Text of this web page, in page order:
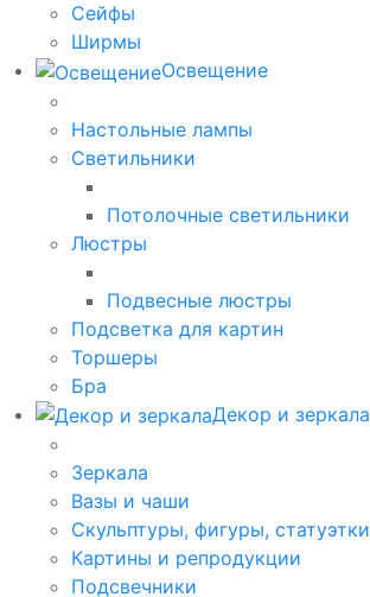
Сейфы
Ширмы
Освещение
Настольные лампы
Светильники
Потолочные светильники
Люстры
Подвесные люстры
Подсветка для картин
Торшеры
Бра
Декор и зеркала
Зеркала
Вазы и чаши
Скульптуры, фигуры, статуэтки
Картины и репродукции
Подсвечники